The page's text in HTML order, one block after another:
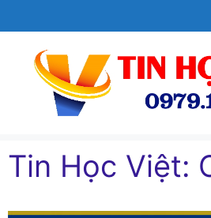
đến
Tin Học Việt: